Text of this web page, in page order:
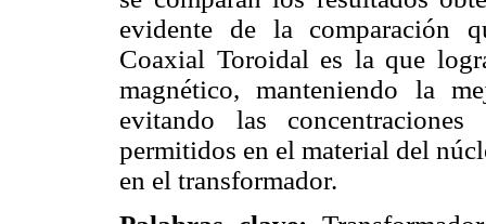
evidente de la comparación
Coaxial Toroidal es la que
magnético, manteniendo la
evitando las
permitidos en el material del
en el transformador.